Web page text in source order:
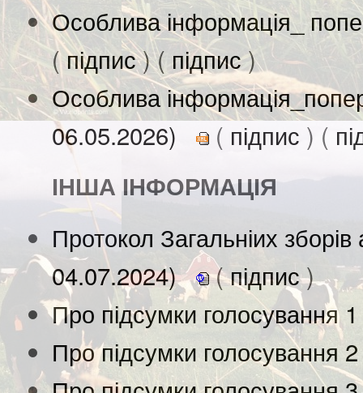
Особлива інформація_
(підпис) ( підпис)
Особлива
06.05.2026)
( підпис ) (
ІНША ІНФОРМАЦІЯ
Протокол Загальніих
04.07.2024)
(підпис)
Про підсумки голосування
Про підсумки голосування